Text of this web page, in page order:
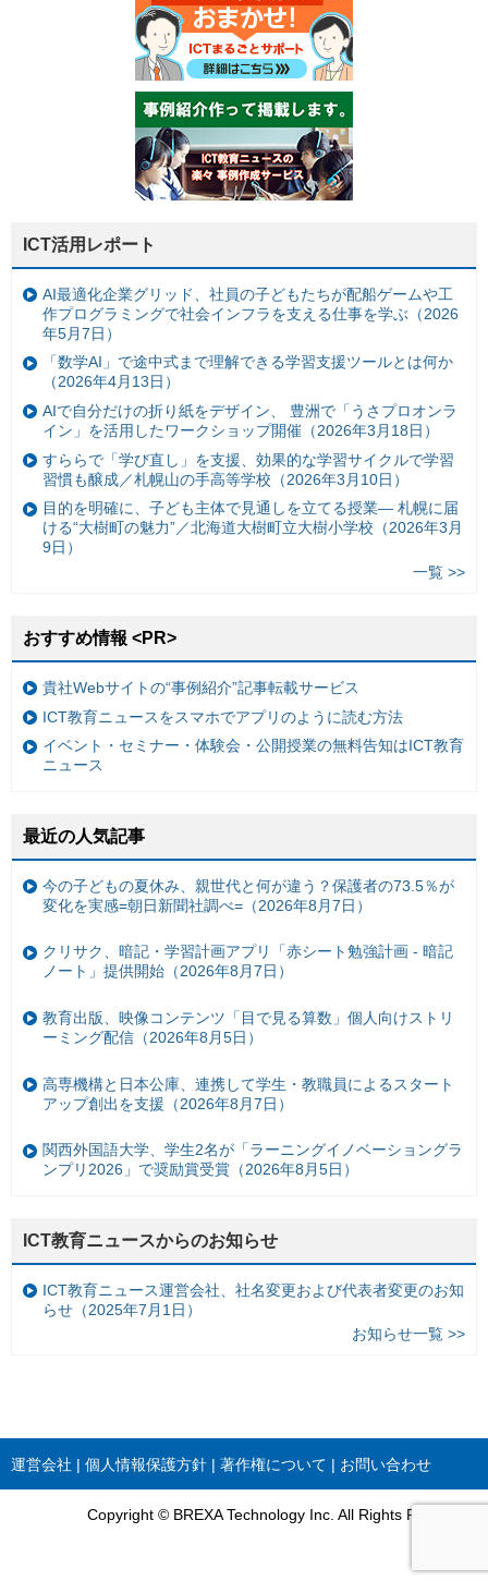
ICT活用レポート
AI最適化企業グリッド、社員の子どもたちが配船ゲームや工
作プログラミングで社会インフラを支える仕事を学ぶ（2026
年5月7日）
「数学AI」で途中式まで理解できる学習支援ツールとは何か
（2026年4月13日）
AIで自分だけの折り紙をデザイン、 豊洲で「うさプロオンラ
イン」を活用したワークショップ開催（2026年3月18日）
すららで「学び直し」を支援、効果的な学習サイクルで学習
習慣も醸成／札幌山の手高等学校（2026年3月10日）
目的を明確に、子ども主体で見通しを立てる授業— 札幌に届
ける“大樹町の魅力”／北海道大樹町立大樹小学校（2026年3月
9日）
一覧 >>
おすすめ情報 <PR>
貴社Webサイトの“事例紹介”記事転載サービス
ICT教育ニュースをスマホでアプリのように読む方法
イベント・セミナー・体験会・公開授業の無料告知はICT教育
ニュース
最近の人気記事
今の子どもの夏休み、親世代と何が違う？保護者の73.5％が
変化を実感=朝日新聞社調べ=（2026年8月7日）
クリサク、暗記・学習計画アプリ「赤シート勉強計画 - 暗記
ノート」提供開始（2026年8月7日）
教育出版、映像コンテンツ「目で見る算数」個人向けストリ
ーミング配信（2026年8月5日）
高専機構と日本公庫、連携して学生・教職員によるスタート
アップ創出を支援（2026年8月7日）
関西外国語大学、学生2名が「ラーニングイノベーショングラ
ンプリ2026」で奨励賞受賞（2026年8月5日）
ICT教育ニュースからのお知らせ
ICT教育ニュース運営会社、社名変更および代表者変更のお知
らせ（2025年7月1日）
お知らせ一覧 >>
運営会社 個人情報保護方針 著作権について お問い合わせ
Copyright © BREXA Technology Inc. All Rights Reserved.